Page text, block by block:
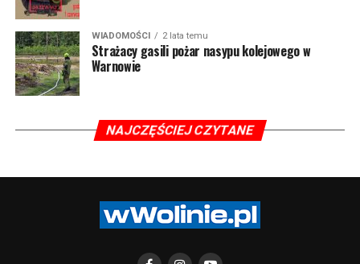
WIADOMOŚCI 2 lata temu
Strażacy gasili pożar nasypu kolejowego w
Warnowie
NAJCZĘŚCIEJ CZYTANE